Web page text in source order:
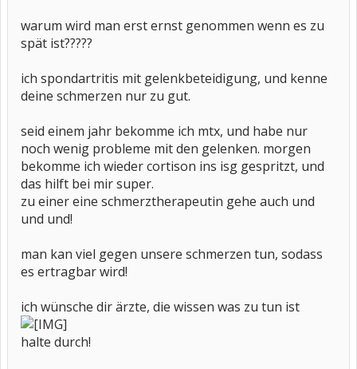
warum wird man erst ernst genommen wenn es zu
spät ist?????
ich spondartritis mit gelenkbeteidigung, und kenne
deine schmerzen nur zu gut.
seid einem jahr bekomme ich mtx, und habe nur
noch wenig probleme mit den gelenken. morgen
bekomme ich wieder cortison ins isg gespritzt, und
das hilft bei mir super.
zu einer eine schmerztherapeutin gehe auch und
und und!
man kan viel gegen unsere schmerzen tun, sodass
es ertragbar wird!
ich wünsche dir ärzte, die wissen was zu tun ist
halte durch!